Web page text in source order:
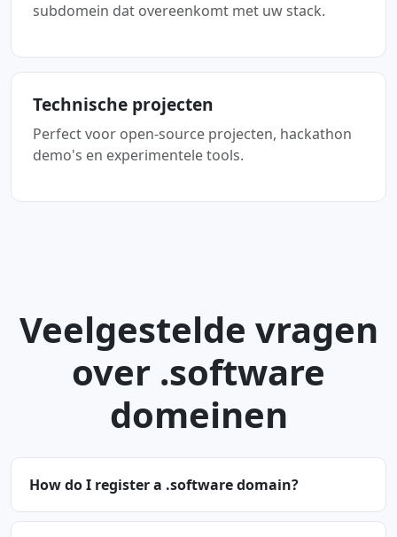
subdomein dat overeenkomt met uw stack.
Technische projecten
Perfect voor open-source projecten, hackathon
demo's en experimentele tools.
Veelgestelde vragen
over .software
domeinen
How do I register a .software domain?